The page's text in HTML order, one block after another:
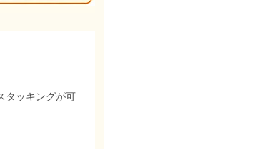
タッキングが可